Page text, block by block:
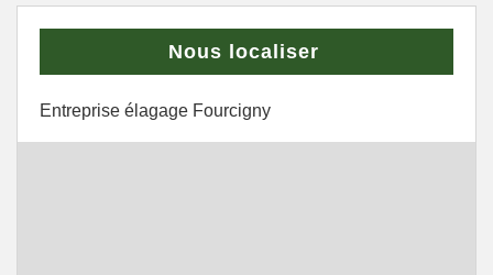
Nous localiser
Entreprise élagage Fourcigny